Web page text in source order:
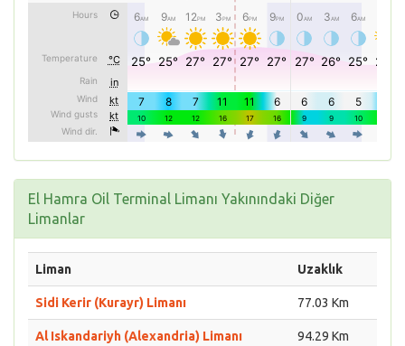
El Hamra Oil Terminal Limanı Yakınındaki Diğer
Limanlar
Liman Uzaklık
Sidi Kerir (Kurayr) Limanı 77.03 Km
Al Iskandariyh (Alexandria) Limanı 94.29 Km